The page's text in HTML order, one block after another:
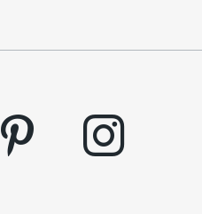
pinterest instagram